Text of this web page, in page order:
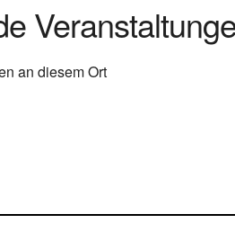
an diesem Ort